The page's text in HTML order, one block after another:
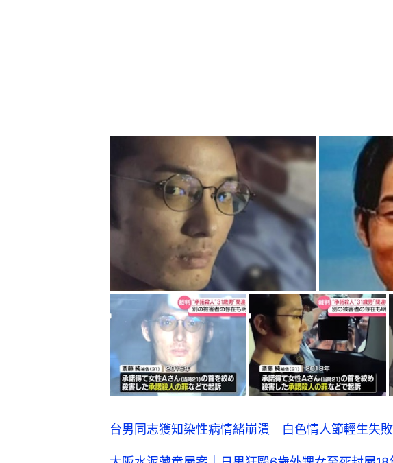
台男同志獲知染性病情緒崩潰 白色情人節輕生失